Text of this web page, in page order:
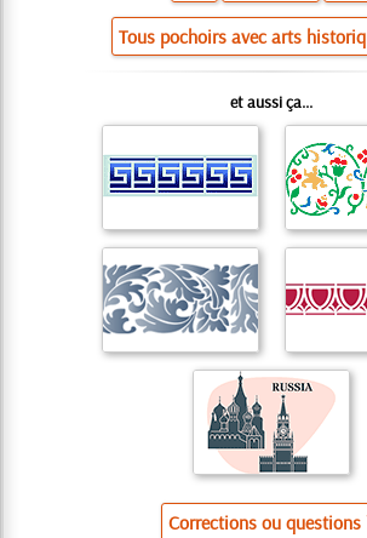
Tous pochoirs avec arts
et aussi ça...
Corrections ou questions